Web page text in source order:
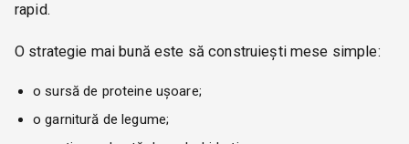
rapid.
O strategie mai bună este să construiești mese simple:
o sursă de proteine ușoare;
o garnitură de legume;